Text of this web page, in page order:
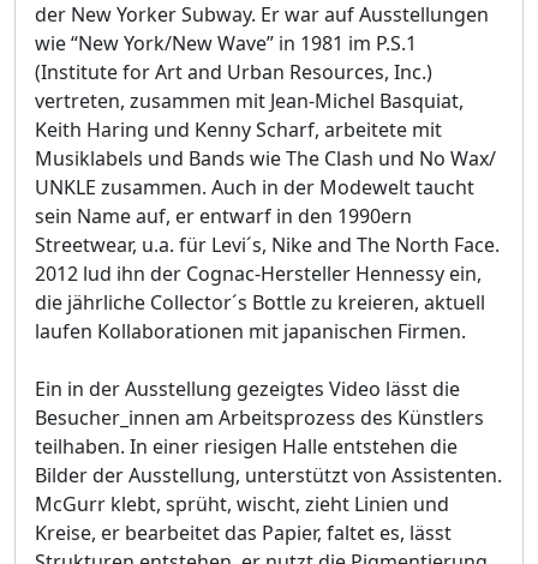
der New Yorker Subway. Er war auf Ausstellungen
wie “New York/New Wave” in 1981 im P.S.1
(Institute for Art and Urban Resources, Inc.)
vertreten, zusammen mit Jean-Michel Basquiat,
Keith Haring und Kenny Scharf, arbeitete mit
Musiklabels und Bands wie The Clash und No Wax/
UNKLE zusammen. Auch in der Modewelt taucht
sein Name auf, er entwarf in den 1990ern
Streetwear, u.a. für Levi´s, Nike and The North Face.
2012 lud ihn der Cognac-Hersteller Hennessy ein,
die jährliche Collector´s Bottle zu kreieren, aktuell
laufen Kollaborationen mit japanischen Firmen.
Ein in der Ausstellung gezeigtes Video lässt die
Besucher_innen am Arbeitsprozess des Künstlers
teilhaben. In einer riesigen Halle entstehen die
Bilder der Ausstellung, unterstützt von Assistenten.
McGurr klebt, sprüht, wischt, zieht Linien und
Kreise, er bearbeitet das Papier, faltet es, lässt